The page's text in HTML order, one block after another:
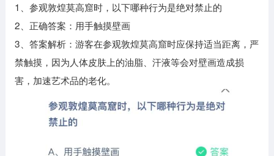
1、参观敦煌莫高窟时，以下哪种行为是绝对禁止的
2、正确答案：用手触摸壁画
3、答案解析：游客在参观敦煌莫高窟时应保持适当距离，严
禁触摸，因为人体皮肤上的油脂、汗液等会对壁画造成损
害，加速艺术品的老化。